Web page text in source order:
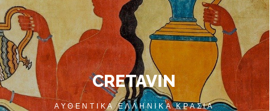
CRETAVIN
ΑΥΘΕΝΤΙΚΑ ΕΛΛΗΝΙΚΑ ΚΡΑΣΙΑ